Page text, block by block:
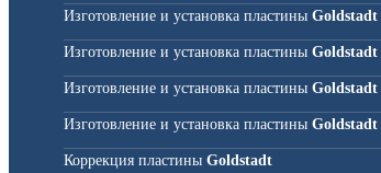
Изготовление и установка пластины Goldstadt
Изготовление и установка пластины Goldstadt
Изготовление и установка пластины Goldstadt
Изготовление и установка пластины Goldstadt
Коррекция пластины Goldstadt